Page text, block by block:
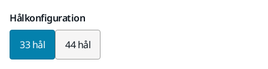
Hålkonfiguration
33 hål 44 hål